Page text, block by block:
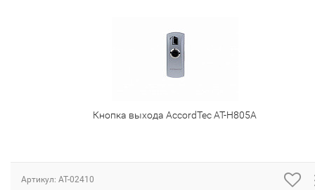
Кнопка выхода AccordTec AT-H805A
Артикул: AT-02410